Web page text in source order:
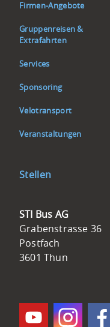
Firmen-Angebote
Gruppenreisen &
Extrafahrten
Services
Sponsoring
Velotransport
Veranstaltungen
Stellen
Kontakt
STI
Bus
AG
STI Bus AG
Grabenstrasse 36
Postfach
3601 Thun